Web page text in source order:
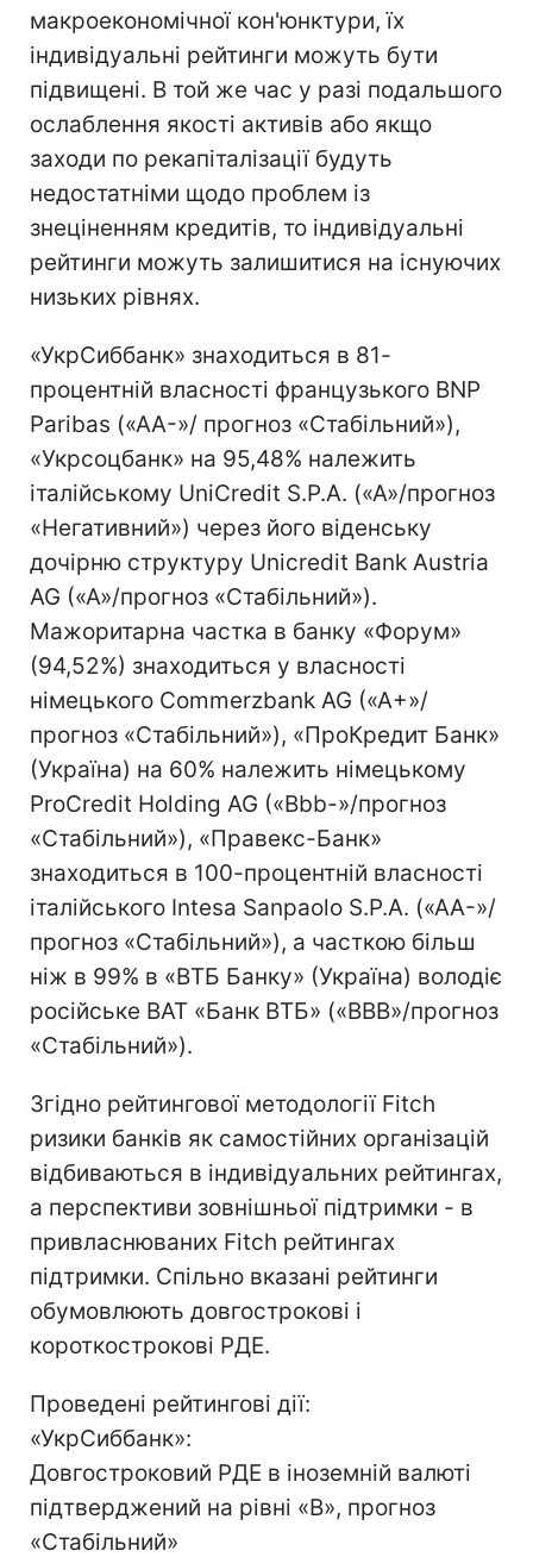
макроекономічної кон'юнктури, їх
індивідуальні рейтинги можуть бути
підвищені. В той же час у разі подальшого
ослаблення якості активів або якщо
заходи по рекапіталізації будуть
недостатніми щодо проблем із
знеціненням кредитів, то індивідуальні
рейтинги можуть залишитися на існуючих
низьких рівнях.
«УкрСиббанк» знаходиться в 81-
процентній власності французького BNP
Paribas («AA-»/ прогноз «Стабільний»),
«Укрсоцбанк» на 95,48% належить
італійському UniCredit S.P.A. («A»/прогноз
«Негативний») через його віденську
дочірню структуру Unicredit Bank Austria
AG («A»/прогноз «Стабільний»).
Мажоритарна частка в банку «Форум»
(94,52%) знаходиться у власності
німецького Commerzbank AG («A+»/
прогноз «Стабільний»), «ПроКредит Банк»
(Україна) на 60% належить німецькому
ProCredit Holding AG («Bbb-»/прогноз
«Стабільний»), «Правекс-Банк»
знаходиться в 100-процентній власності
італійського Intesa Sanpaolo S.P.A. («AA-»/
прогноз «Стабільний»), а часткою більш
ніж в 99% в «ВТБ Банку» (Україна) володіє
російське ВАТ «Банк ВТБ» («BBB»/прогноз
«Стабільний»).
Згідно рейтингової методології Fitch
ризики банків як самостійних організацій
відбиваються в індивідуальних рейтингах,
а перспективи зовнішньої підтримки - в
привласнюваних Fitch рейтингах
підтримки. Спільно вказані рейтинги
обумовлюють довгострокові і
короткострокові РДЕ.
Проведені рейтингові дії:
«УкрСиббанк»:
Довгостроковий РДЕ в іноземній валюті
підтверджений на рівні «B», прогноз
«Стабільний»